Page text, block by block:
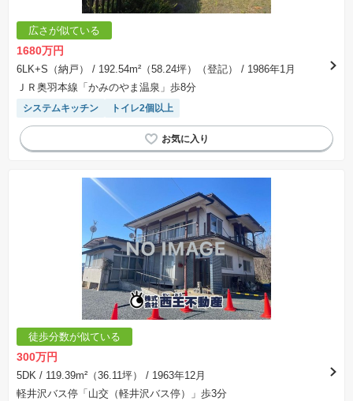
広さが似ている
1680万円
6LK+S（納戸） / 192.54m²（58.24坪）（登記）
/ 1986年1月
ＪＲ奥羽本線「かみのやま温泉」歩8分
システムキッチン トイレ2個以上
徒歩分数が似ている
300万円
5DK / 119.39m²（36.11坪）
/ 1963年12月
軽井沢バス停「山交（軽井沢バス停）」歩3分